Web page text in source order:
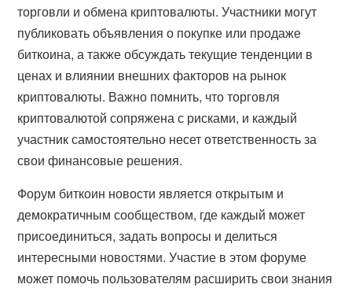
торговли и обмена криптовалюты. Участники могут
публиковать объявления о покупке или продаже
биткоина, а также обсуждать текущие тенденции в
ценах и влиянии внешних факторов на рынок
криптовалюты. Важно помнить, что торговля
криптовалютой сопряжена с рисками, и каждый
участник самостоятельно несет ответственность за
свои финансовые решения.
Форум биткоин новости является открытым и
демократичным сообществом, где каждый может
присоединиться, задать вопросы и делиться
интересными новостями. Участие в этом форуме
может помочь пользователям расширить свои знания